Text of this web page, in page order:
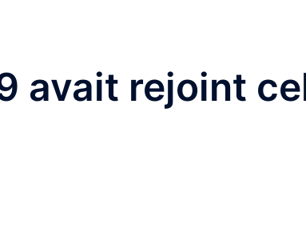
avait rejoint